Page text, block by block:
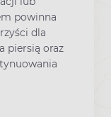
powinna
dla
piersią oraz